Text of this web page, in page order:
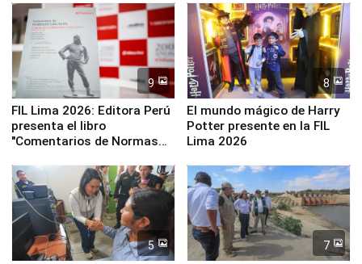
Panamericanos Lima 2027
la UGEL 2
9
FIL Lima 2026: Editora Perú
presenta el libro
"Comentarios de Normas
Derecho Colectivo"
8
El mundo mágico de Harry
Potter presente en la FIL
Lima 2026
5 7